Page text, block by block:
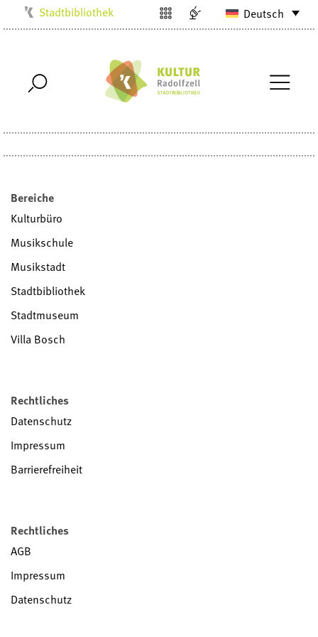
Musikschule
Stadtmuseum
Stadtbibliothek
Villa Bosch
Deutsch
Bereiche
Kulturbüro
Musikschule
Musikstadt
Stadtbibliothek
Stadtmuseum
Villa Bosch
Rechtliches
Datenschutz
Impressum
Barrierefreiheit
Rechtliches
AGB
Impressum
Datenschutz